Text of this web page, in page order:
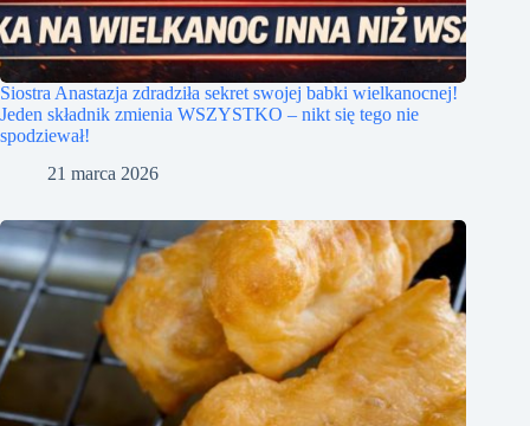
Siostra Anastazja zdradziła sekret swojej babki wielkanocnej!
Jeden składnik zmienia WSZYSTKO – nikt się tego nie
spodziewał!
21 marca 2026